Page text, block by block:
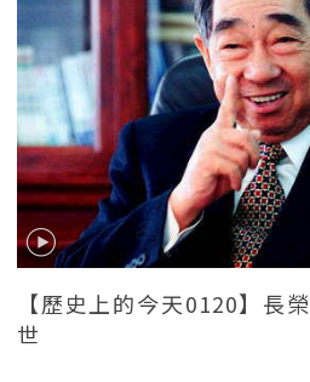
【歷史上的今天0120】長
世